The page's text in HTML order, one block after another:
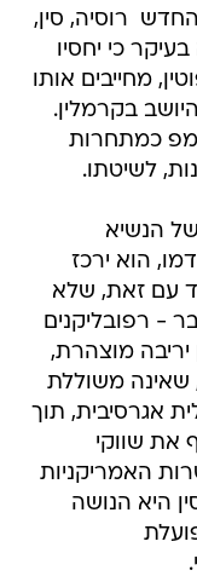
 רוסיה, סין,
כי יחסיו
מחייבים אותו
בקרמלין.
כמתחרות
לשיטתו.
הנשיא
הוא ירכז
עם זאת, שלא
- רפובליקנים
מוצהרת,
שאינה משוללת
אגרסיבית, תוך
את שווקי
האמריקניות
היא הנושה